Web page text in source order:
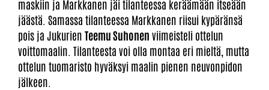
maskiin ja Markkanen jäi tilanteessa keräämään itseään
jäästä. Samassa tilanteessa Markkanen riisui kypäränsä
pois ja Jukurien Teemu Suhonen viimeisteli ottelun
voittomaalin. Tilanteesta voi olla montaa eri mieltä, mutta
ottelun tuomaristo hyväksyi maalin pienen neuvonpidon
jälkeen.